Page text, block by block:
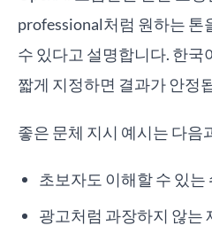
professional처럼 원하는 톤
수 있다고 설명합니다. 한국
짧게 지정하면 결과가 안정
좋은 문체 지시 예시는 다음
초보자도 이해할 수 있
광고처럼 과장하지 않는